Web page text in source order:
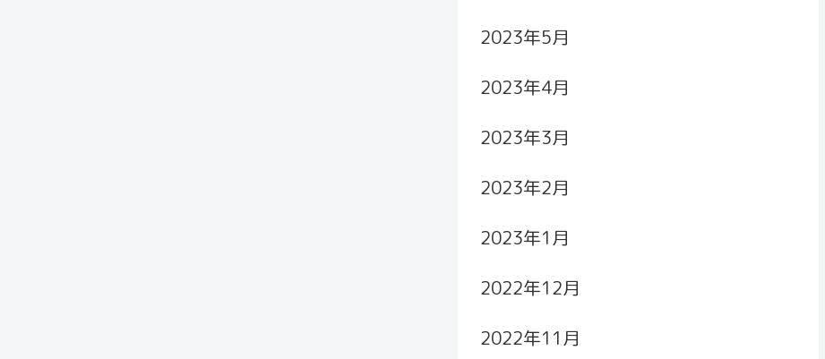
2023年5月
2023年4月
2023年3月
2023年2月
2023年1月
2022年12月
2022年11月